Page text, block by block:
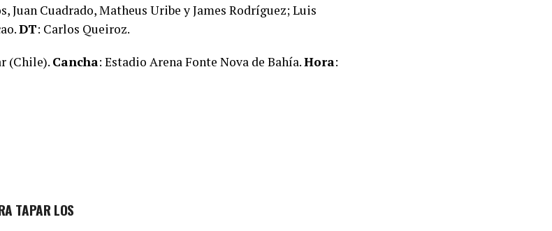
Juan Cuadrado, Matheus Uribe y James Rodríguez; Luis
DT: Carlos Queiroz.
(Chile). Cancha: Estadio Arena Fonte Nova de Bahía.Hora:
TAPAR LOS